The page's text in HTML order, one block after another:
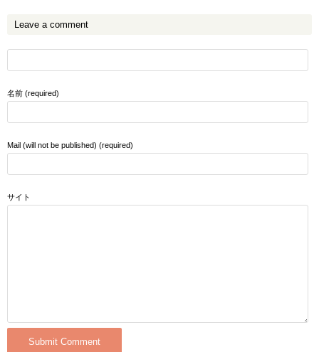
Leave a comment
名前 (required)
Mail (will not be published) (required)
サイト